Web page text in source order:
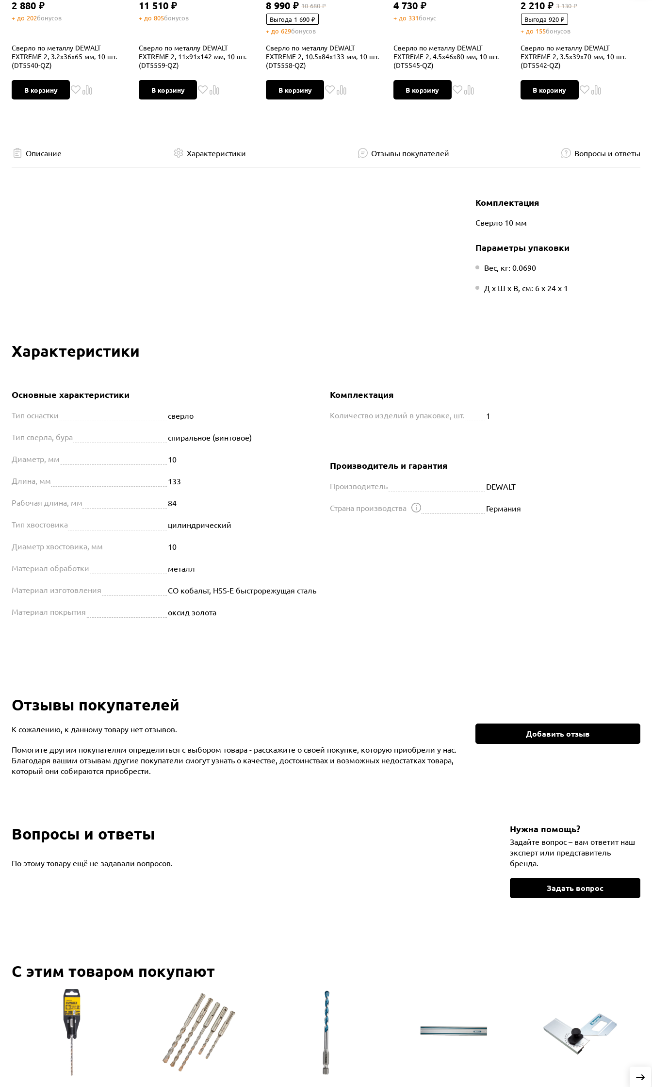
2 880 ₽
+ до 202бонусов
Сверло по металлу DEWALT
EXTREME 2, 3.2x36x65 мм, 10 шт.
(DT5540-QZ)
В корзину
11 510 ₽
+ до 805бонусов
Сверло по металлу DEWALT
EXTREME 2, 11x91x142 мм, 10 шт.
(DT5559-QZ)
В корзину
8 990 ₽ 10 680 ₽
Выгода 1 690 ₽
+ до 629бонусов
Сверло по металлу DEWALT
EXTREME 2, 10.5x84x133 мм, 10 шт.
(DT5558-QZ)
В корзину
4 730 ₽
+ до 331бонус
Сверло по металлу DEWALT
EXTREME 2, 4.5x46x80 мм, 10 шт.
(DT5545-QZ)
В корзину
2 210 ₽ 3 130 ₽
Выгода 920 ₽
+ до 155бонусов
Сверло по металлу DEWALT
EXTREME 2, 3.5x39x70 мм, 10 шт.
(DT5542-QZ)
В корзину
Описание Характеристики Отзывы покупателей Вопросы и ответы
Комплектация
Сверло 10 мм
Параметры упаковки
Вес, кг: 0.0690
Д х Ш х В, см: 6 х 24 х 1
Характеристики
Основные характеристики
Тип оснастки сверло
Тип сверла, бура спиральное (винтовое)
Диаметр, мм 10
Длина, мм 133
Рабочая длина, мм 84
Тип хвостовика цилиндрический
Диаметр хвостовика, мм 10
Материал обработки металл
Материал изготовления CO кобальт, HSS-E быстрорежущая сталь
Материал покрытия оксид золота
Комплектация
Количество изделий в упаковке, шт. 1
Производитель и гарантия
Производитель DEWALT
Страна производства Германия
Отзывы покупателей
К сожалению, к данному товару нет отзывов.
Помогите другим покупателям определиться с выбором товара - расскажите о своей покупке, которую приобрели у нас.
Благодаря вашим отзывам другие покупатели смогут узнать о качестве, достоинствах и возможных недостатках товара,
который они собираются приобрести.
Добавить отзыв
Вопросы и ответы
По этому товару ещё не задавали вопросов.
Нужна помощь?
Задайте вопрос – вам ответит наш
эксперт или представитель
бренда.
Задать вопрос
С этим товаром покупают